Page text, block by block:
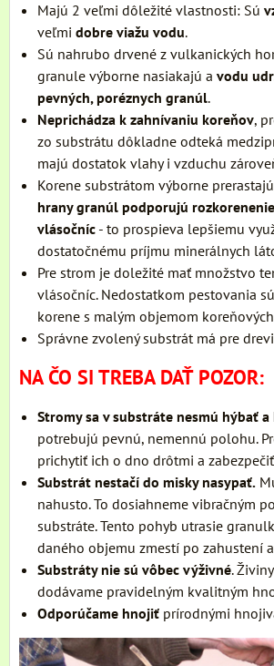
Majú 2 veľmi dôležité vlastnosti: Sú
veľmi dobre viažu vodu.
Sú nahrubo drvené z vulkanických
granule výborne nasiakajú a vodu
pevných, poréznych granúl.
Neprichádza k zahnívaniu koreňov,
zo substrátu dôkladne odteká
majú dostatok vlahy i vzduchu
Korene substrátom výborne
hrany granúl podporujú rozkorenenie
vlásočníc - to prospieva lepšiemu
dostatočnému príjmu minerálnych
Pre strom je doležité mať množstvo
vlásočníc. Nedostatkom pestovania
korene s malým objemom
Správne zvolený substrát má pre
NA ČO SI TREBA DAŤ POZOR:
Stromy sa v substráte nesmú hýbať
potrebujú pevnú, nemennú polohu.
prichytiť ich o dno drôtmi a
Substrát nestačí do misky nasypať.
nahusto. To dosiahneme vibračným
substráte. Tento pohyb utrasie
daného objemu zmestí po zahustení
Substráty nie sú vôbec výživné.
dodávame pravidelným kvalitným
Odporúčame hnojiť prírodnými